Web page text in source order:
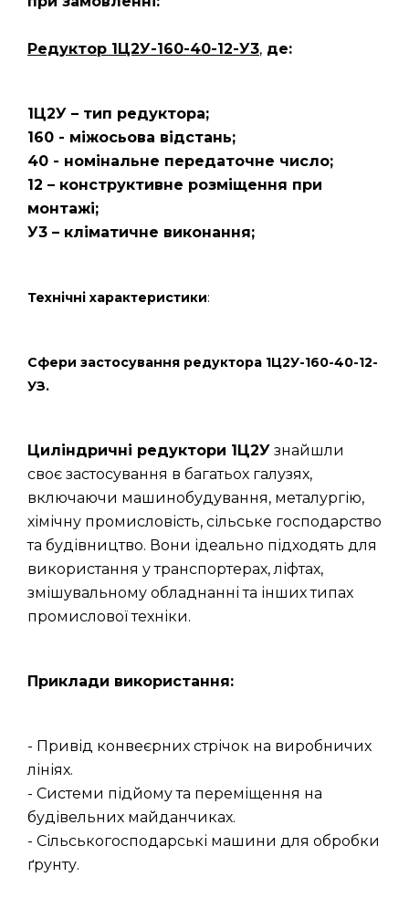
Редуктор 1Ц2У-160-40-12-У3, де:
1Ц2У – тип редуктора;
160 - міжосьова відстань;
40 - номінальне передаточне число;
12 – конструктивне розміщення при
монтажі;
У3 – кліматичне виконання;
Технічні характеристики:
Сфери застосування редуктора 1Ц2У-160-40-12-
УЗ.
Циліндричні редуктори 1Ц2У знайшли
своє застосування в багатьох галузях,
включаючи машинобудування, металургію,
хімічну промисловість, сільське господарство
та будівництво. Вони ідеально підходять для
використання у транспортерах, ліфтах,
змішувальному обладнанні та інших типах
промислової техніки.
Приклади використання:
- Привід конвеєрних стрічок на виробничих
лініях.
- Системи підйому та переміщення на
будівельних майданчиках.
- Сільськогосподарські машини для обробки
ґрунту.